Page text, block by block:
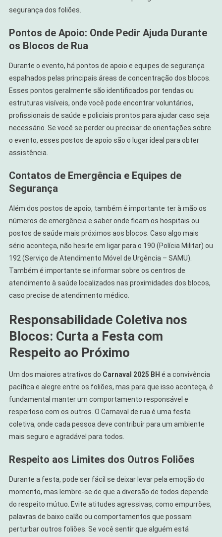
segurança dos foliões.
Pontos de Apoio: Onde Pedir Ajuda Durante
os Blocos de Rua
Durante o evento, há pontos de apoio e equipes de segurança
espalhados pelas principais áreas de concentração dos blocos.
Esses pontos geralmente são identificados por tendas ou
estruturas visíveis, onde você pode encontrar voluntários,
profissionais de saúde e policiais prontos para ajudar caso seja
necessário. Se você se perder ou precisar de orientações sobre
o evento, esses postos de apoio são o lugar ideal para obter
assistência.
Contatos de Emergência e Equipes de
Segurança
Além dos postos de apoio, também é importante ter à mão os
números de emergência e saber onde ficam os hospitais ou
postos de saúde mais próximos aos blocos. Caso algo mais
sério aconteça, não hesite em ligar para o 190 (Polícia Militar) ou
192 (Serviço de Atendimento Móvel de Urgência – SAMU).
Também é importante se informar sobre os centros de
atendimento à saúde localizados nas proximidades dos blocos,
caso precise de atendimento médico.
Responsabilidade Coletiva nos
Blocos: Curta a Festa com
Respeito ao Próximo
Um dos maiores atrativos do Carnaval 2025 BH é a convivência
pacífica e alegre entre os foliões, mas para que isso aconteça, é
fundamental manter um comportamento responsável e
respeitoso com os outros. O Carnaval de rua é uma festa
coletiva, onde cada pessoa deve contribuir para um ambiente
mais seguro e agradável para todos.
Respeito aos Limites dos Outros Foliões
Durante a festa, pode ser fácil se deixar levar pela emoção do
momento, mas lembre-se de que a diversão de todos depende
do respeito mútuo. Evite atitudes agressivas, como empurrões,
palavras de baixo calão ou comportamentos que possam
perturbar outros foliões. Se você sentir que alguém está